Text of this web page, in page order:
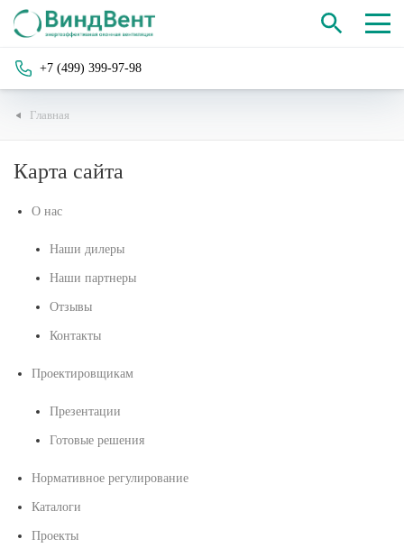
+7 (499) 399-97-98
Главная
Карта сайта
О нас
Наши дилеры
Наши партнеры
Отзывы
Контакты
Проектировщикам
Презентации
Готовые решения
Нормативное регулирование
Каталоги
Проекты